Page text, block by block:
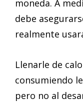
moneda. A
debe
realmente
Llenarle de
consumiendo
pero no al